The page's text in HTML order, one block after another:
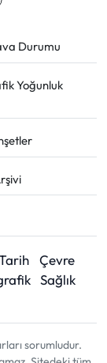
Durumu
Yoğunluk
Çevre
Sağlık
sorumludur.